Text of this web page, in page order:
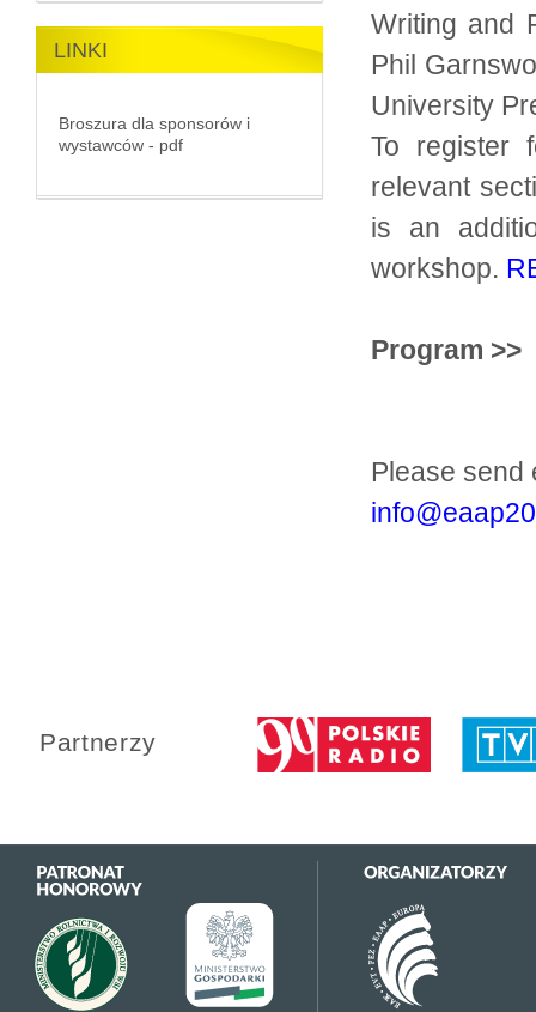
LINKI
Broszura dla sponsorów i
wystawców - pdf
Writing and
Phil
University
To register
relevant
is an
workshop.
Program >>
Please send
Partnerzy